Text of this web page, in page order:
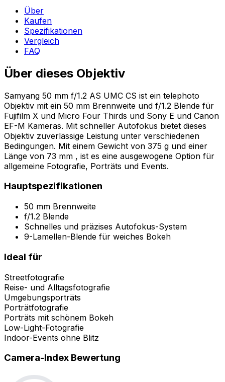
Über
Kaufen
Spezifikationen
Vergleich
FAQ
Über dieses Objektiv
Samyang 50 mm f/1.2 AS UMC CS ist ein telephoto
Objektiv mit ein 50 mm Brennweite und f/1.2 Blende für
Fujifilm X und Micro Four Thirds und Sony E und Canon
EF-M Kameras. Mit schneller Autofokus bietet dieses
Objektiv zuverlässige Leistung unter verschiedenen
Bedingungen. Mit einem Gewicht von 375 g und einer
Länge von 73 mm , ist es eine ausgewogene Option für
allgemeine Fotografie, Porträts und Events.
Hauptspezifikationen
50 mm Brennweite
f/1.2 Blende
Schnelles und präzises Autofokus-System
9-Lamellen-Blende für weiches Bokeh
Ideal für
Streetfotografie
Reise- und Alltagsfotografie
Umgebungsporträts
Porträtfotografie
Porträts mit schönem Bokeh
Low-Light-Fotografie
Indoor-Events ohne Blitz
Camera-Index Bewertung